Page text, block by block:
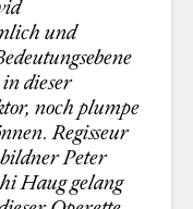
und
in dieser
noch plumpe
Regisseur
Peter
Haug gelang